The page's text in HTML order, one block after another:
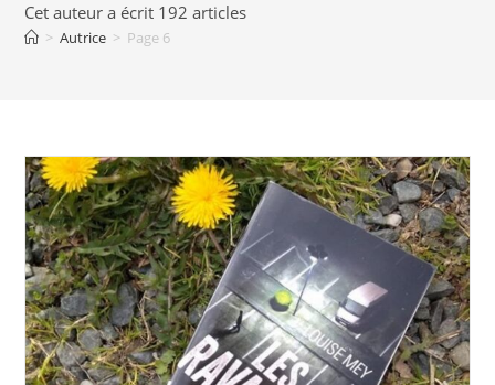
Cet auteur a écrit 192 articles
> Autrice > Page 6